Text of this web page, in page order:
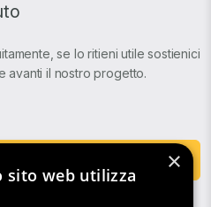
se lo ritieni utile sostienici
avanti il nostro progetto.
×
sito web utilizza